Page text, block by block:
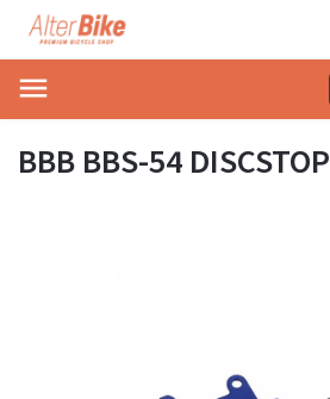
BBB BBS-54 DISCSTOP